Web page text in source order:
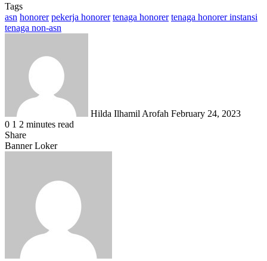
Tags
asn honorer pekerja honorer tenaga honorer tenaga honorer instansi
tenaga non-asn
Hilda Ilhamil Arofah February 24, 2023
0 1 2 minutes read
Share
Facebook
X
LinkedIn
WhatsApp
Share
Banner Loker